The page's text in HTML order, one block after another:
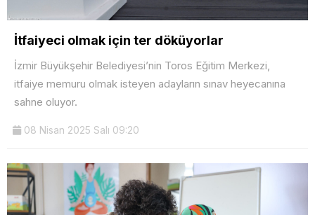
İtfaiyeci olmak için ter döküyorlar
İzmir Büyükşehir Belediyesi’nin Toros Eğitim Merkezi,
itfaiye memuru olmak isteyen adayların sınav heyecanına
sahne oluyor.
08 Nisan 2025 Salı 09:20